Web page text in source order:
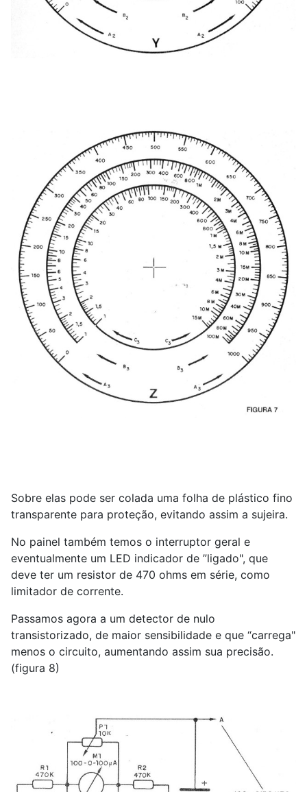
Sobre elas pode ser colada uma folha de plástico fino
transparente para proteção, evitando assim a sujeira.
No painel também temos o interruptor geral e
eventualmente um LED indicador de ”ligado", que
deve ter um resistor de 470 ohms em série, como
limitador de corrente.
Passamos agora a um detector de nulo
transistorizado, de maior sensibilidade e que “carrega"
menos o circuito, aumentando assim sua precisão.
(figura 8)